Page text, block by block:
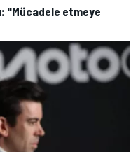
"Mücadele etmeye